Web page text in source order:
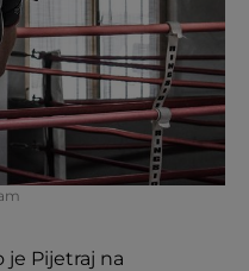
je Pijetraj na